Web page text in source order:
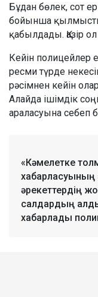
Бұдан бөлек, сот ер
бойынша
қабылдады. Қазір
Кейін полицейлер
ресми түрде
рәсімнен кейін
Алайда ішімдік
араласуына себеп
«Кәмелетке
әрекеттердің
салдардың
хабарлады